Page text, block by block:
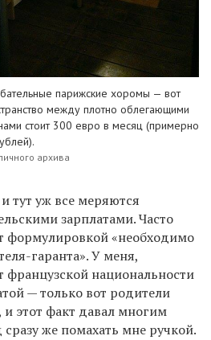
парижские хоромы — вот
между плотно облегающими
стоит 300 евро в месяц (примерно
архива
тут уж все меряются
зарплатами. Часто
формулировкой «необходимо
гаранта». У меня,
французской национальности
— только вот родители
этот факт давал многим
же помахать мне ручкой.